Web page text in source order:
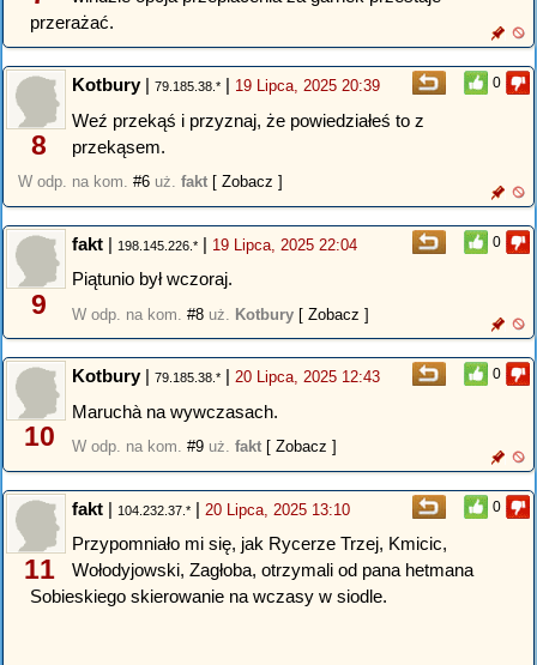
przerażać.
0
8
Kotbury| 79.185.38.* | 19 Lipca, 2025 20:39
Weź przekąś i przyznaj, że powiedziałeś to z
przekąsem.
W odp. na kom. #6 uż. fakt [ Zobacz ]
0
9
fakt | 198.145.226.* | 19 Lipca, 2025 22:04
Piątunio był wczoraj.
W odp. na kom. #8 uż. Kotbury [ Zobacz ]
0
10
Kotbury| 79.185.38.* | 20 Lipca, 2025 12:43
Maruchà na wywczasach.
W odp. na kom. #9 uż. fakt [ Zobacz ]
0
11
fakt | 104.232.37.* | 20 Lipca, 2025 13:10
Przypomniało mi się, jak Rycerze Trzej, Kmicic,
Wołodyjowski, Zagłoba, otrzymali od pana hetmana
Sobieskiego skierowanie na wczasy w siodle.